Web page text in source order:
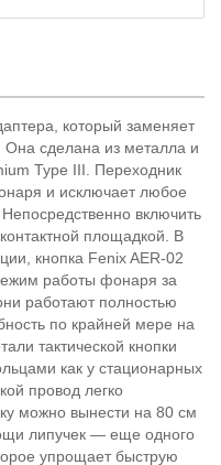
который заменяет
сделана из металла и
Type III. Переходник
и исключает любое
включить
площадкой. В
кнопка Fenix AER-02
работы фонаря за
работают полностью
по крайней мере на
тактической кнопки
как у стационарных
провод легко
можно вынести на 80 см
липучек — еще одного
упрощает быструю